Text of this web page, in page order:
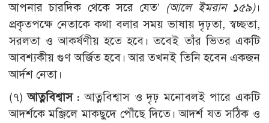
আপনার চারদিক থেকে সরে যেত’ (আলে ইমরান ১৫৯)।
প্রকৃতপক্ষে নেতাকে কথা বলার সময় ভাষায় দৃঢ়তা, স্বচ্ছতা,
সরলতা ও আকর্ষণীয় হতে হবে। তবেই তাঁর ভিতর একটি
আবশ্যকীয় গুণ অর্জিত হবে। আর তখনই তিনি হবেন একজন
আর্দশ নেতা।
(৭)আত্নবিশ্বাস : আত্নবিশ্বাস ও দৃঢ় মনোবলই পারে একটি
আদর্শকে মঞ্জিলে মাকছুদে পৌঁছে দিতে। আদর্শ যত সঠিক ও